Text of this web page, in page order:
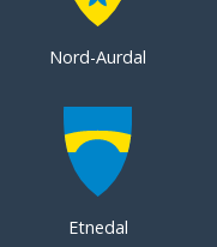
Nord-Aurdal
Etnedal